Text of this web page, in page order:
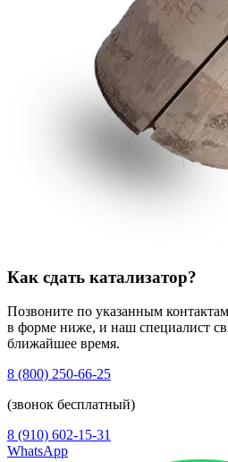
Как сдать катализатор?
Позвоните по указанным
в форме ниже, и наш специалист
ближайшее время.
8 (800) 250-66-25
(звонок бесплатный)
8 (910) 602-15-31
WhatsApp